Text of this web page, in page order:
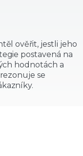
ověřit, jestli jeho
postavená na
hodnotách a
se